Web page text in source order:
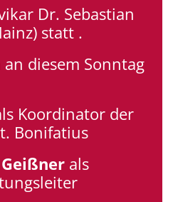
Dr. Sebastian
statt .
diesem Sonntag
Koordinator der
Bonifatius
als